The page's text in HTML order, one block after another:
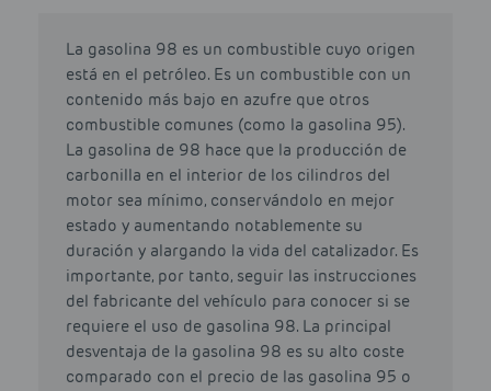
La gasolina 98 es un combustible cuyo origen
está en el petróleo. Es un combustible con un
contenido más bajo en azufre que otros
combustible comunes (como la gasolina 95).
La gasolina de 98 hace que la producción de
carbonilla en el interior de los cilindros del
motor sea mínimo, conservándolo en mejor
estado y aumentando notablemente su
duración y alargando la vida del catalizador. Es
importante, por tanto, seguir las instrucciones
del fabricante del vehículo para conocer si se
requiere el uso de gasolina 98. La principal
desventaja de la gasolina 98 es su alto coste
comparado con el precio de las gasolina 95 o